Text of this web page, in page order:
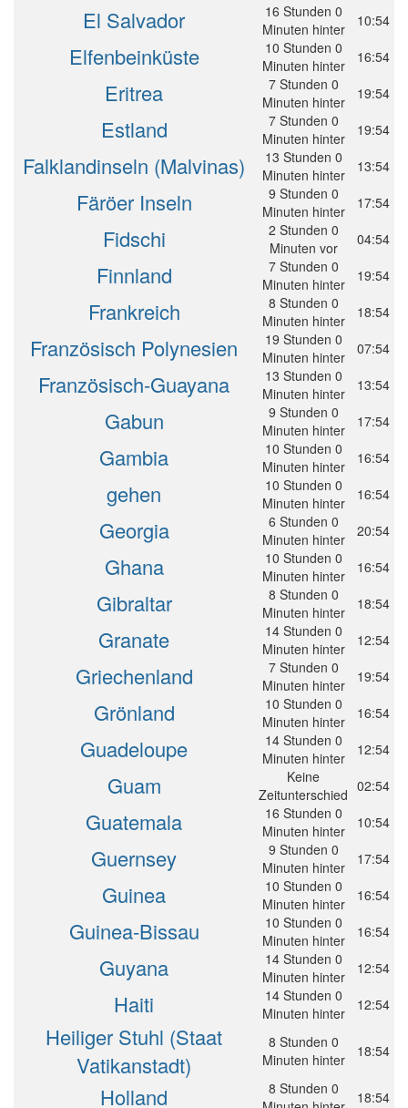
El Salvador
16 Stunden 0
Minuten hinter
10:54
Elfenbeinküste
10 Stunden 0
Minuten hinter
16:54
Eritrea
7 Stunden 0
Minuten hinter
19:54
Estland
7 Stunden 0
Minuten hinter
19:54
Falklandinseln (Malvinas)
13 Stunden 0
Minuten hinter
13:54
Färöer Inseln
9 Stunden 0
Minuten hinter
17:54
Fidschi
2 Stunden 0
Minuten vor
04:54
Finnland
7 Stunden 0
Minuten hinter
19:54
Frankreich
8 Stunden 0
Minuten hinter
18:54
Französisch Polynesien
19 Stunden 0
Minuten hinter
07:54
Französisch-Guayana
13 Stunden 0
Minuten hinter
13:54
Gabun
9 Stunden 0
Minuten hinter
17:54
Gambia
10 Stunden 0
Minuten hinter
16:54
gehen
10 Stunden 0
Minuten hinter
16:54
Georgia
6 Stunden 0
Minuten hinter
20:54
Ghana
10 Stunden 0
Minuten hinter
16:54
Gibraltar
8 Stunden 0
Minuten hinter
18:54
Granate
14 Stunden 0
Minuten hinter
12:54
Griechenland
7 Stunden 0
Minuten hinter
19:54
Grönland
10 Stunden 0
Minuten hinter
16:54
Guadeloupe
14 Stunden 0
Minuten hinter
12:54
Guam
Keine
Zeitunterschied 02:54
Guatemala
16 Stunden 0
Minuten hinter
10:54
Guernsey
9 Stunden 0
Minuten hinter
17:54
Guinea
10 Stunden 0
Minuten hinter
16:54
Guinea-Bissau
10 Stunden 0
Minuten hinter
16:54
Guyana
14 Stunden 0
Minuten hinter
12:54
Haiti
14 Stunden 0
Minuten hinter
12:54
Heiliger Stuhl (Staat
Vatikanstadt)
8 Stunden 0
Minuten hinter
18:54
Holland
8 Stunden 0
18:54